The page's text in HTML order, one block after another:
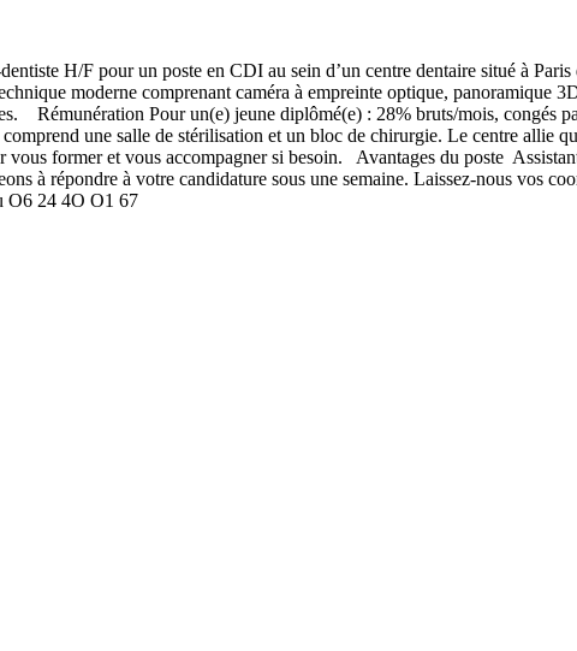
H/F pour un poste en CDI au sein d’un centre dentaire situé à
moderne comprenant caméra à empreinte optique, panoramique
Rémunération Pour un(e) jeune diplômé(e) : 28% bruts/mois, congés
une salle de stérilisation et un bloc de chirurgie. Le centre allie
former et vous accompagner si besoin. Avantages du poste
à répondre à votre candidature sous une semaine. Laissez-nous vos
O6 24 4O O1 67